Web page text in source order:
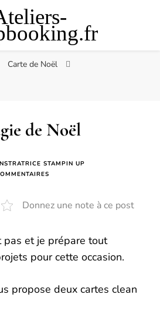
Carte de Noël
de Noël
STAMPIN UP
MAGIE
Donnez une note à ce post
pas et je prépare tout
pour cette occasion.
propose deux cartes clean